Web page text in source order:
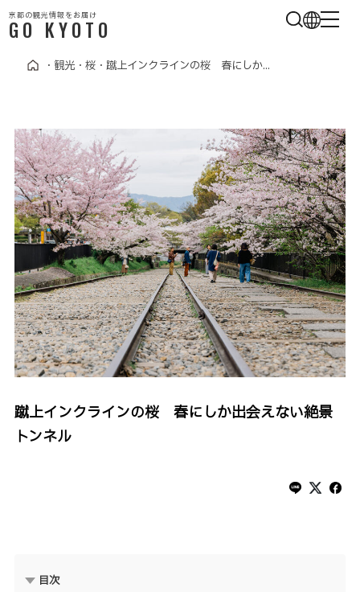
・ 観光 ・ 桜 ・ 蹴上インクラインの桜 春にしか...
蹴上インクラインの桜 春にしか出会えない絶景
トンネル
目次
京都の観光情報をお届け
GO KYOTO